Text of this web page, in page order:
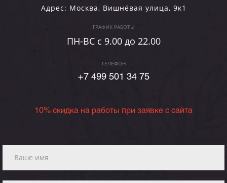
Адрес: Москва, Вишнёвая улица, 9к1
ГРАФИК РАБОТЫ
ПН-ВC c 9.00 до 22.00
ТЕЛЕФОН
+7 499 501 34 75
10% скидка на работы при заявке с сайта